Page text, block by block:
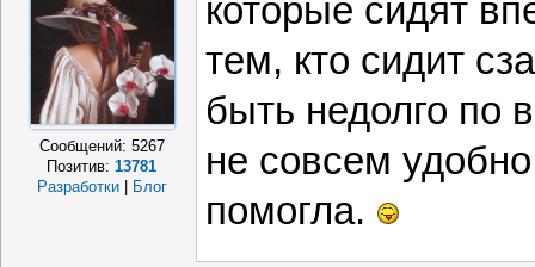
Сообщений: 5267
Позитив:13781
Разработки
Блог
которые сидят
тем, кто сидит
быть недолго по
не совсем
помогла.